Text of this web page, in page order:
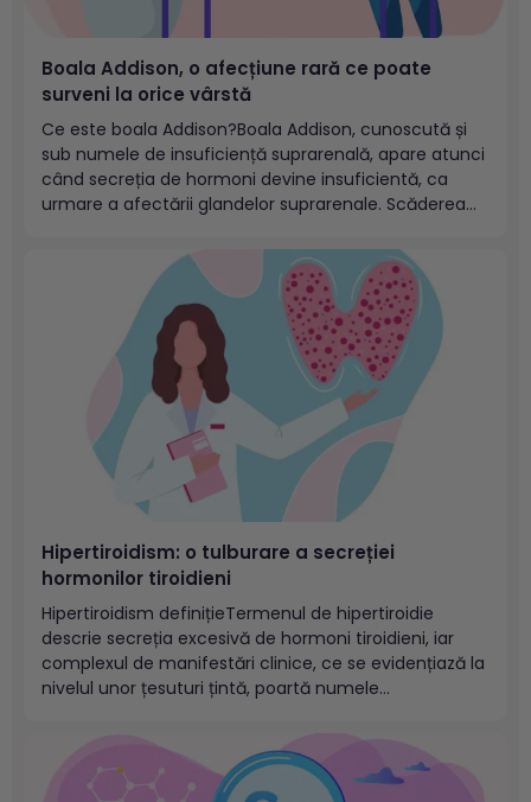
Boala Addison, o afecțiune rară ce poate
surveni la orice vârstă
Ce este boala Addison?Boala Addison, cunoscută și
sub numele de insuficiență suprarenală, apare atunci
când secreția de hormoni devine insuficientă, ca
urmare a afectării glandelor suprarenale. Scăderea
insuficienţa corticosuprarenala (CSR) și aceasta
poate să apară sub două forme majore: forma
primară, când este afectată direct...
Hipertiroidism: o tulburare a secreției
hormonilor tiroidieni
Hipertiroidism definițieTermenul de hipertiroidie
descrie secreția excesivă de hormoni tiroidieni, iar
complexul de manifestări clinice, ce se evidențiază la
nivelul unor țesuturi țintă, poartă numele
de aproximativ 1% în populaţia generală, mai frecvent
întâlnită la femei, comparativ cu bărbații.
Hipertiroidismul apare, de obicei pe fondul unor...